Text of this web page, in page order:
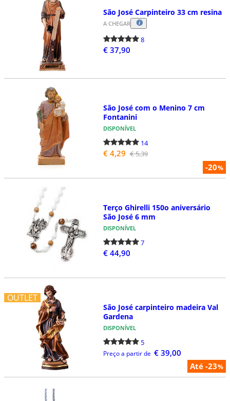
São José Carpinteiro 33 cm resina
A CHEGAR
8
€ 37,90
-20%
São José com o Menino 7 cm
Fontanini
DISPONÍVEL
14
€ 4,29 € 5,39
Terço Ghirelli 150o aniversário
São José 6 mm
DISPONÍVEL
7
€ 44,90
OUTLET
Até -23%
São José carpinteiro madeira Val
Gardena
DISPONÍVEL
5
Preço a partir de € 39,00